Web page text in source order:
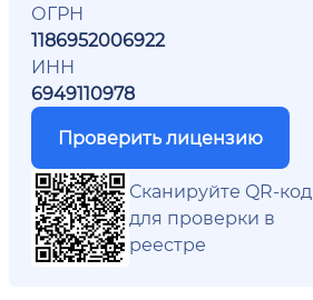
ОГРН
1186952006922
ИНН
6949110978
Проверить лицензию
Сканируйте QR-код
для проверки в
реестре